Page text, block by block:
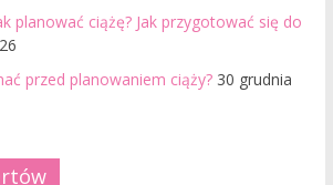
planować ciążę? Jak przygotować się do
przed planowaniem ciąży? 30 grudnia